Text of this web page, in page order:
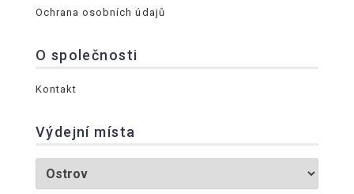
Ochrana osobních údajů
O společnosti
Kontakt
Výdejní místa